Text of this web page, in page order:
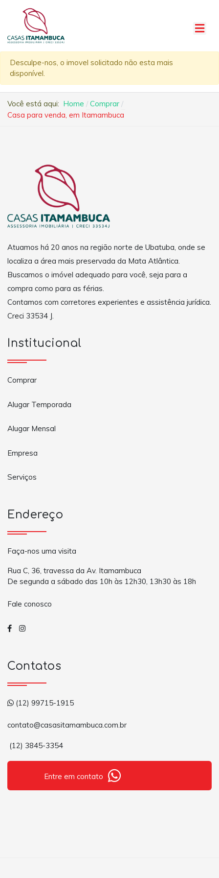
Desculpe-nos, o imovel solicitado não esta mais
disponível.
Você está aqui: Home
Comprar
Casa para venda, em Itamambuca
Atuamos há 20 anos na região norte de Ubatuba, onde se
localiza a área mais preservada da Mata Atlântica.
Buscamos o imóvel adequado para você, seja para a
compra como para as férias.
Contamos com corretores experientes e assistência jurídica.
Creci 33534 J.
Institucional
Comprar
Alugar Temporada
Alugar Mensal
Empresa
Serviços
Endereço
Faça-nos uma visita
Rua C, 36, travessa da Av. Itamambuca
De segunda a sábado das 10h às 12h30, 13h30 às 18h
Fale conosco
Contatos
(12) 99715-1915
contato@casasitamambuca.com.br
(12) 3845-3354
Entre em contato